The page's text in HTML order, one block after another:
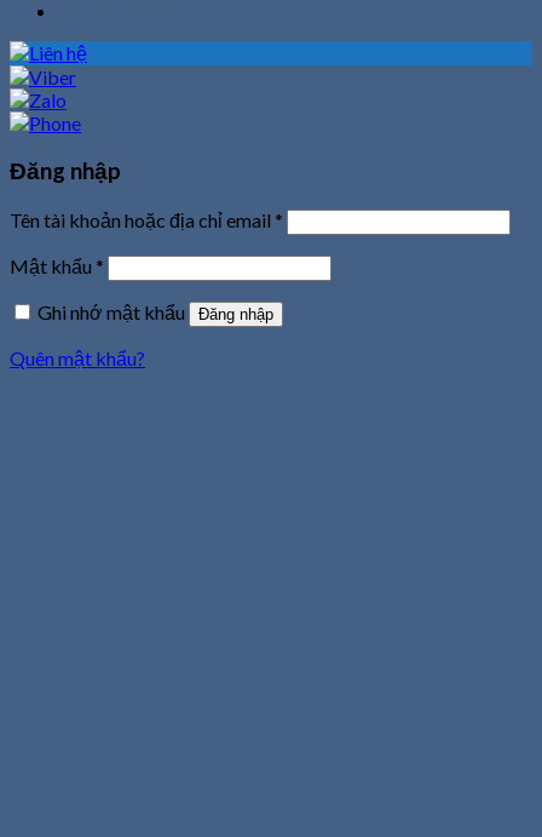
Đăng nhập
Tên tài khoản hoặc địa chỉ email *
Mật khẩu *
Ghi nhớ mật khẩu
Đăng nhập
Quên mật khẩu?